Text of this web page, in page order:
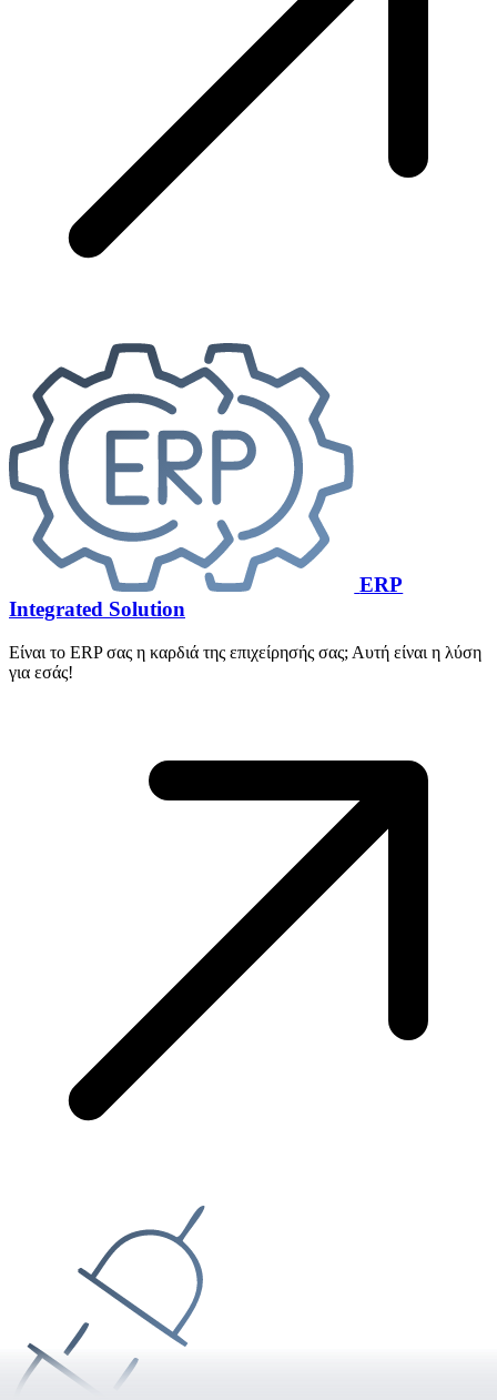
ERP
Integrated Solution
Είναι το ERP σας η καρδιά της επιχείρησής σας; Αυτή είναι η λύση
για εσάς!